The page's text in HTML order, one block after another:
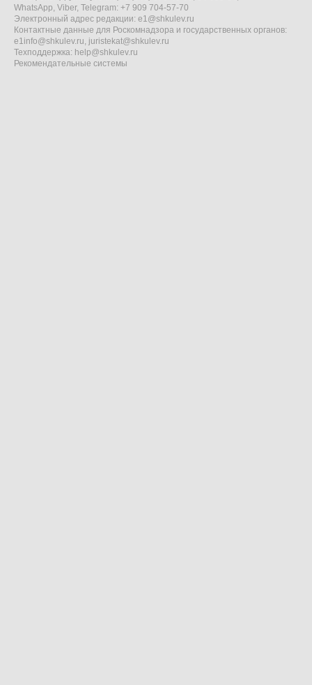
WhatsApp, Viber, Telegram: +7 909 704-57-70
Электронный адрес редакции: e1@shkulev.ru
Контактные данные для Роскомнадзора и государственных органов:
e1info@shkulev.ru, juristekat@shkulev.ru
Техподдержка: help@shkulev.ru
Рекомендательные системы